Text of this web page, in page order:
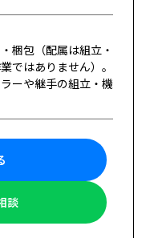
梱包（配属は組立・
ではありません）。
ーや継手の組立・機
談